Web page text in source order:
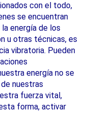
con el todo,
se encuentran
energía de los
u otras técnicas, es
vibratoria. Pueden
energía no se
nuestras
fuerza vital,
forma, activar